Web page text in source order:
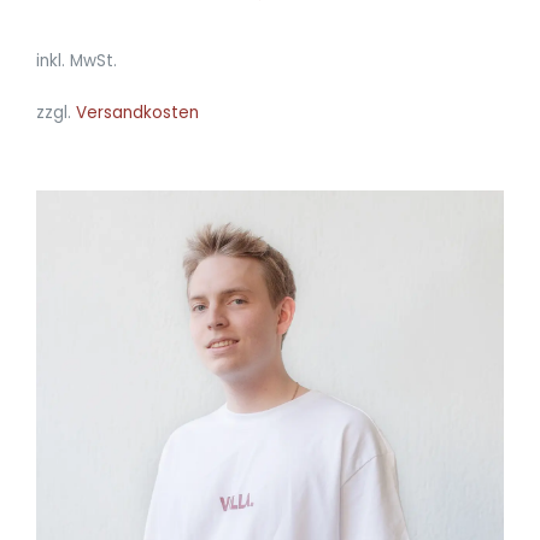
inkl. MwSt.
zzgl. Versandkosten